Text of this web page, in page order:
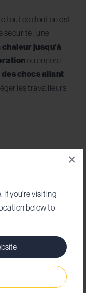
×
If you're visiting
below to
tout ce dont on est
sécurité : une
jusqu’à
ou encore
chocs allant
les travailleurs
confortable